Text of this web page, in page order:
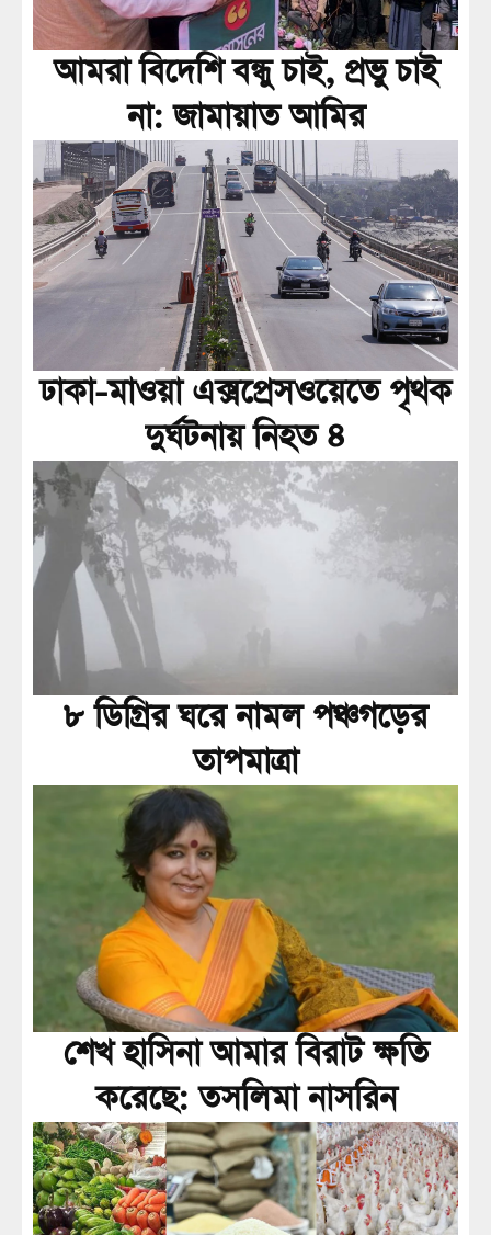
আমরা বিদেশি বন্ধু চাই, প্রভু চাই
না: জামায়াত আমির
ঢাকা-মাওয়া এক্সপ্রেসওয়েতে পৃথক
দুর্ঘটনায় নিহত ৪
৮ ডিগ্রির ঘরে নামল পঞ্চগড়ের
তাপমাত্রা
শেখ হাসিনা আমার বিরাট ক্ষতি
করেছে: তসলিমা নাসরিন